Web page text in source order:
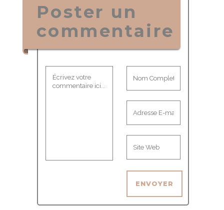
Poster un
commentaire